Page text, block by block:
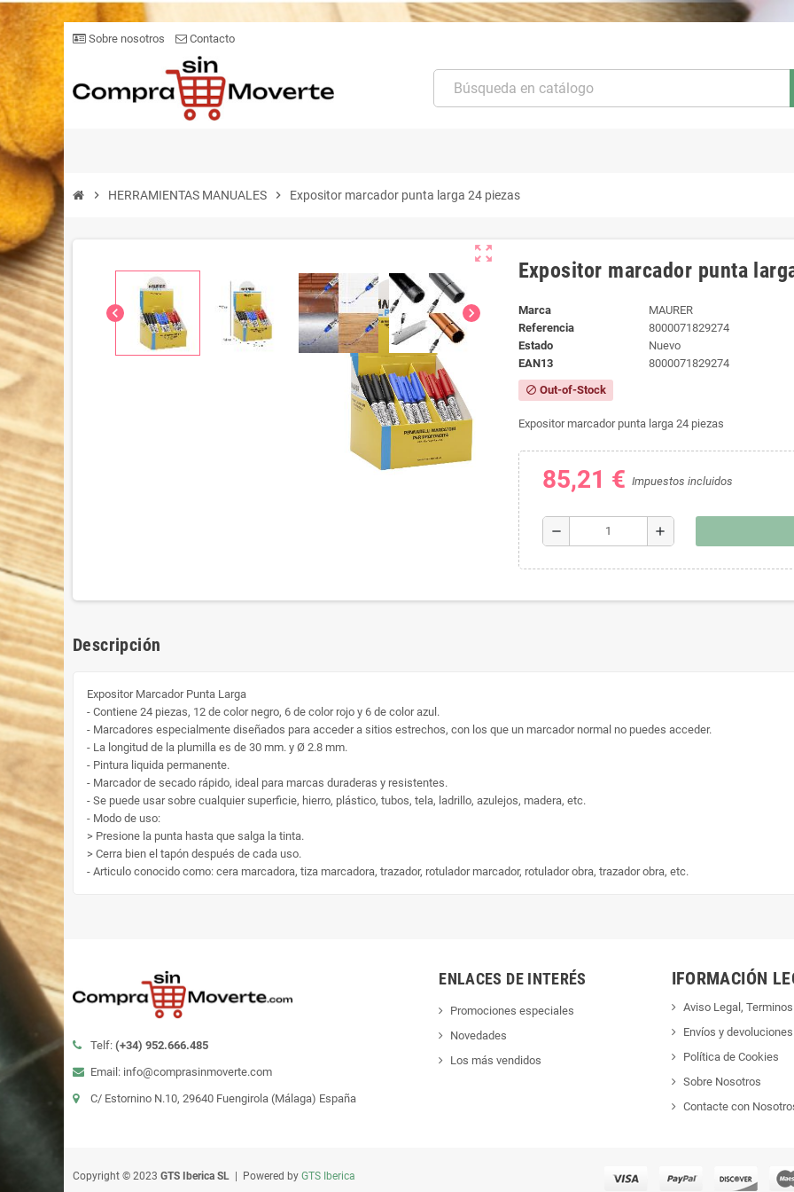
Sobre nosotros Contacto
chevron_right HERRAMIENTAS MANUALES chevron_right Expositor marcador punta larga 24 piezas
zoom_out_map
chevron_left chevron_right
Expositor marcador punta
Marca
MAURER
Referencia
8000071829274
Estado
Nuevo
EAN13
8000071829274
block Out-of-Stock
Expositor marcador punta larga 24 piezas
85,21 € Impuestos incluidos
remove add
Descripción
Expositor Marcador Punta Larga
- Contiene 24 piezas, 12 de color negro, 6 de color rojo y 6 de color azul.
- Marcadores especialmente diseñados para acceder a sitios estrechos, con los que un marcador normal no puedes acceder.
- La longitud de la plumilla es de 30 mm. y Ø 2.8 mm.
- Pintura liquida permanente.
- Marcador de secado rápido, ideal para marcas duraderas y resistentes.
- Se puede usar sobre cualquier superficie, hierro, plástico, tubos, tela, ladrillo, azulejos, madera, etc.
- Modo de uso:
> Presione la punta hasta que salga la tinta.
> Cerra bien el tapón después de cada uso.
- Articulo conocido como: cera marcadora, tiza marcadora, trazador, rotulador marcador, rotulador obra, trazador obra, etc.
Telf: (+34) 952.666.485
Email: info@comprasinmoverte.com
C/ Estornino N.10, 29640 Fuengirola (Málaga) España
ENLACES DE INTERÉS
Promociones especiales
Novedades
Los más vendidos
IFORMACIÓN
Aviso Legal,
Envíos y devoluciones
Política de Cookies
Sobre Nosotros
Contacte con
Copyright © 2023 GTS Iberica SL | Powered by GTS Iberica